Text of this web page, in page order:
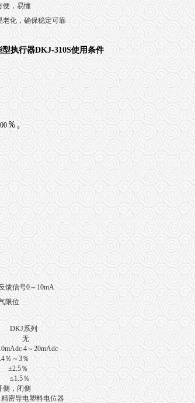
便，易懂
老化，确保稳定可靠
执行器DKJ-310S使用条件
％。
馈信号0～10mA
限位
DKJ系列
4～20mAdc
％～3％
±2.5％
≤1.5％
侧，闭侧
塑料电位器